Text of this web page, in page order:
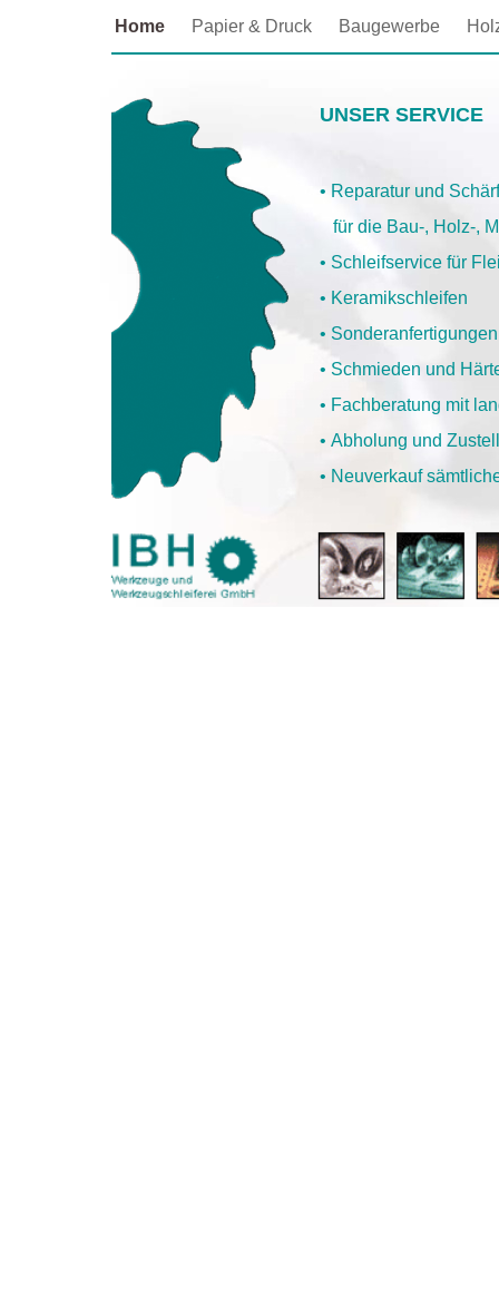
Home Papier & Druck Baugewerbe
UNSER SERVICE
• Reparatur und
für die Bau-, Holz-,
• Schleifservice für
• Keramikschleifen
• Sonderanfertigungen
• Schmieden und
• Fachberatung mit
• Abholung und
• Neuverkauf